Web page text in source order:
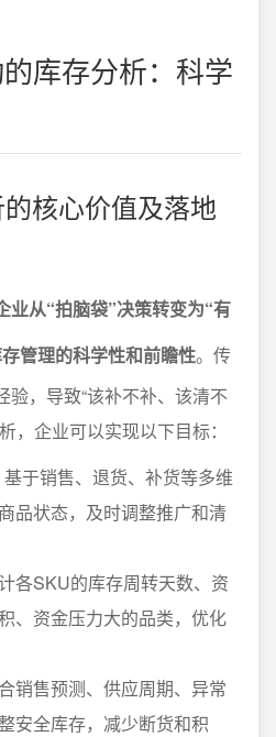
库存分析：科学
核心价值及落地
业从“拍脑袋”决策转变为“有
管理的科学性和前瞻性。传
，导致“该补不补、该清不
，企业可以实现以下目标：
于销售、退货、补货等多维
品状态，及时调整推广和清
各SKU的库存周转天数、资
、资金压力大的品类，优化
销售预测、供应周期、异常
安全库存，减少断货和积